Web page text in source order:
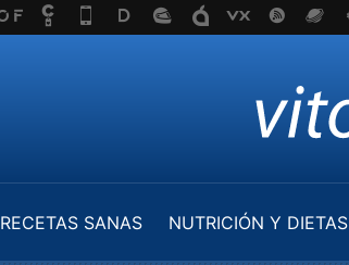
RECETAS SANAS NUTRICIÓN Y DIETAS